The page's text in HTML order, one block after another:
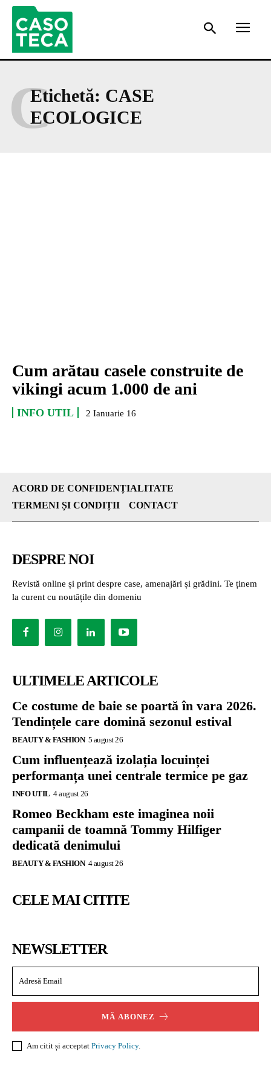
Etichetă: CASE
ECOLOGICE
C
Cum arătau casele construite de
vikingi acum 1.000 de ani
INFO UTIL 2 Ianuarie 16
ACORD DE CONFIDENȚIALITATE
TERMENI ȘI CONDIȚII
CONTACT
DESPRE NOI
Revistă online și print despre case, amenajări și grădini. Te ținem
la curent cu noutățile din domeniu
ULTIMELE ARTICOLE
Ce costume de baie se poartă în vara 2026.
Tendințele care domină sezonul estival
BEAUTY & FASHION 5 august 26
Cum influențează izolația locuinței
performanța unei centrale termice pe gaz
INFO UTIL 4 august 26
Romeo Beckham este imaginea noii
campanii de toamnă Tommy Hilfiger
dedicată denimului
BEAUTY & FASHION 4 august 26
CELE MAI CITITE
NEWSLETTER
MĂ ABONEZ
Am citit și acceptat Privacy Policy.